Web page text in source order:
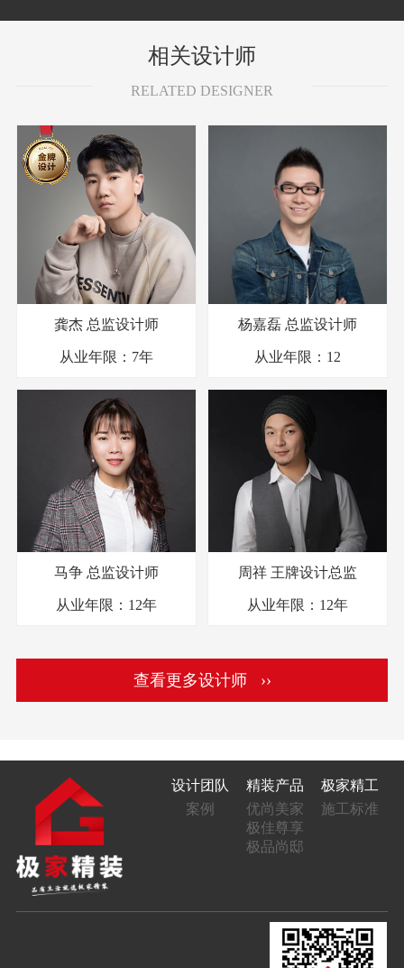
相关设计师
RELATED DESIGNER
龚杰 总监设计师
从业年限： 7年
杨嘉磊 总监设计师
从业年限： 12
马争 总监设计师
从业年限： 12年
周祥 王牌设计总监
从业年限： 12年
查看更多设计师 ››
设计团队
案例
精装产品
优尚美家
极佳尊享
极品尚邸
极家精工
施工标准